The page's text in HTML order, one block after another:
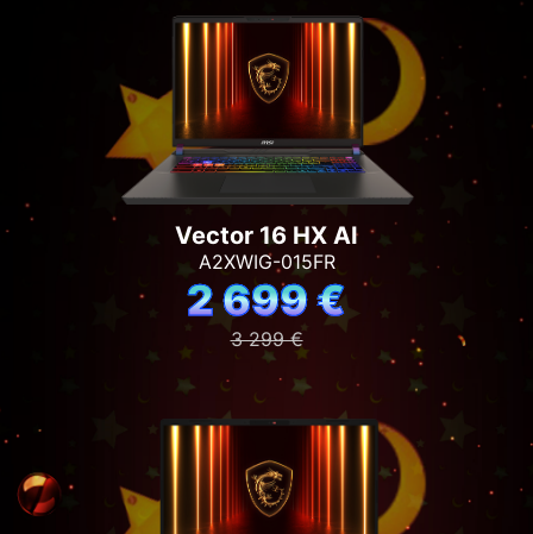
Vector 16 HX AI
A2XWIG-015FR
2 699 €
3 299 €